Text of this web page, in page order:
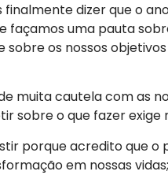
dizer que o
façamos uma pauta
sobre os nossos
muita cautela com as
sobre o que fazer exige
porque acredito que o
em nossas